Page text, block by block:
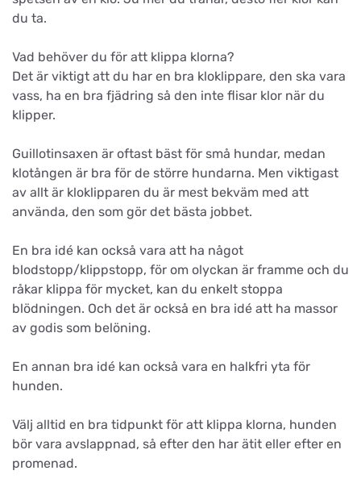
du ta.
Vad behöver du för att klippa klorna?
Det är viktigt att du har en bra kloklippare, den ska vara
vass, ha en bra fjädring så den inte flisar klor när du
klipper.
Guillotinsaxen är oftast bäst för små hundar, medan
klotången är bra för de större hundarna. Men viktigast
av allt är kloklipparen du är mest bekväm med att
använda, den som gör det bästa jobbet.
En bra idé kan också vara att ha något
blodstopp/klippstopp, för om olyckan är framme och du
råkar klippa för mycket, kan du enkelt stoppa
blödningen. Och det är också en bra idé att ha massor
av godis som belöning.
En annan bra idé kan också vara en halkfri yta för
hunden.
Välj alltid en bra tidpunkt för att klippa klorna, hunden
bör vara avslappnad, så efter den har ätit eller efter en
promenad.